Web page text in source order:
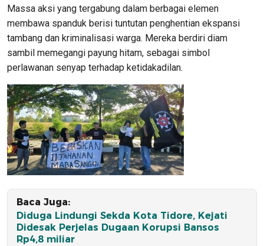
Massa aksi yang tergabung dalam berbagai elemen
membawa spanduk berisi tuntutan penghentian ekspansi
tambang dan kriminalisasi warga. Mereka berdiri diam
sambil memegangi payung hitam, sebagai simbol
perlawanan senyap terhadap ketidakadilan.
Baca Juga:
Diduga Lindungi Sekda Kota Tidore, Kejati
Didesak Perjelas Dugaan Korupsi Bansos
Rp4,8 miliar